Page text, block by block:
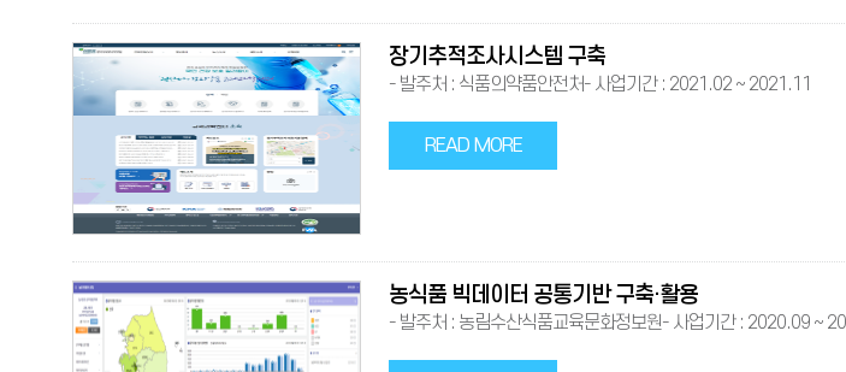
장기추적조사시스템 구축
- 발주처 : 식품의약품안전처- 사업기간 : 2021.02 ~ 2021.11
READ MORE
농식품 빅데이터 공통기반 구축·활용
- 발주처 : 농림수산식품교육문화정보원- 사업기간 : 2020.09 ~